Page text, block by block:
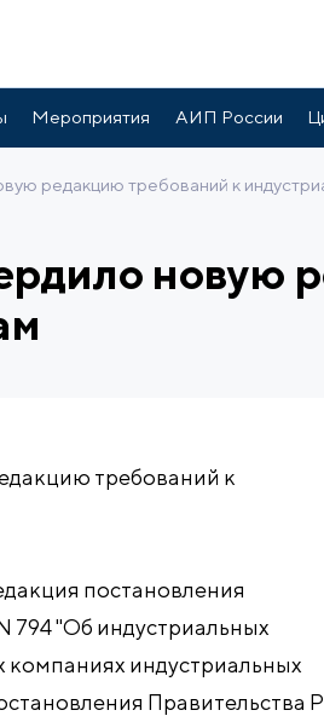
Мероприятия АИП России
редакцию требований к
новую
постановления
794 "Об индустриальных
индустриальных
Правительства